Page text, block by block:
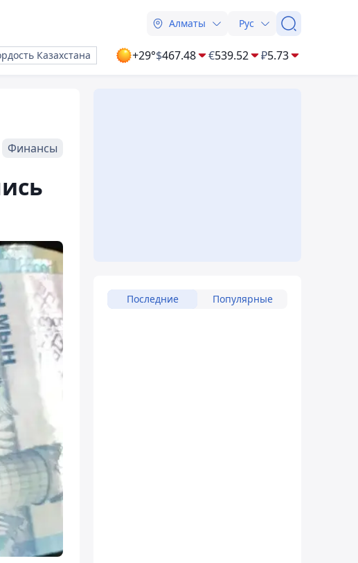
Алматы Рус
Казахстана +29°$467.48 €539.52 ₽5.73
Финансы
Последние Популярные